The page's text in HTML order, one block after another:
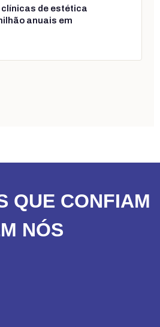
de estética
anuais em
QUE CONFIAM
NÓS